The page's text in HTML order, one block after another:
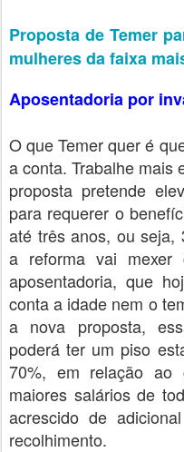
Proposta de Temer
mulheres da faixa
Aposentadoria por
O que Temer quer é
a conta. Trabalhe mais
proposta pretende
para requerer o
até três anos, ou seja,
a reforma vai
aposentadoria, que
conta a idade nem o
a nova proposta,
poderá ter um piso
70%, em relação ao
maiores salários de
acrescido de
recolhimento.